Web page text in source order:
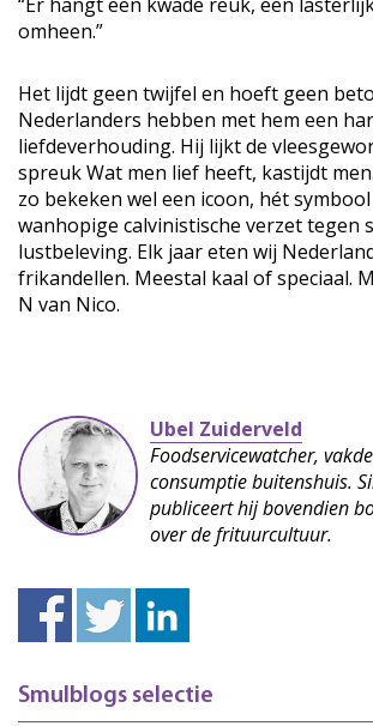
omheen.”
Het lijdt geen twijfel en hoeft geen
Nederlanders hebben met hem een
liefdeverhouding. Hij lijkt de
spreuk Wat men lief heeft, kastijdt
zo bekeken wel een icoon, hét
wanhopige calvinistische verzet tegen
lustbeleving. Elk jaar eten wij
frikandellen. Meestal kaal of speciaal.
N van Nico.
Ubel Zuiderveld
Foodservicewatcher,
consumptie buitenshuis.
publiceert hij bovendien
over de frituurcultuur.
Smulblogs selectie